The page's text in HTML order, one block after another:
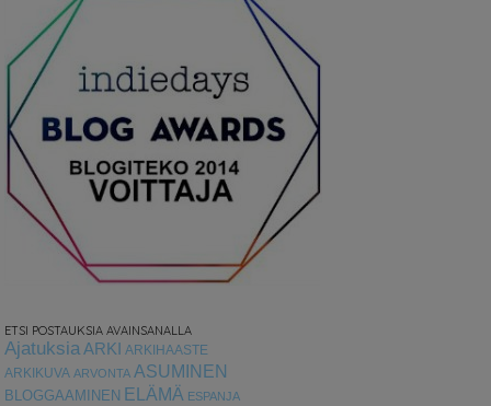
ETSI POSTAUKSIA AVAINSANALLA
AjatuksiaARKI ARKIHAASTE
ARKIKUVA ARVONTA ASUMINEN
BLOGGAAMINEN ELÄMÄ ESPANJA